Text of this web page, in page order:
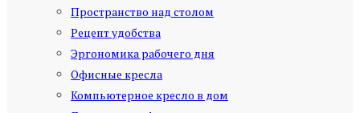
Пространство над столом
Рецепт удобства
Эргономика рабочего дня
Офисные кресла
Компьютерное кресло в дом